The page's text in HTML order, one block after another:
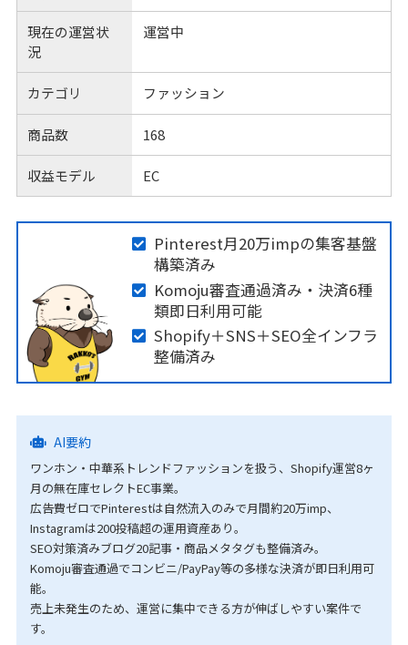
現在の運営状
況
運営中
カテゴリ ファッション
商品数 168
収益モデル EC
Pinterest月20万impの集客基盤
構築済み
Komoju審査通過済み・決済6種
類即日利用可能
Shopify＋SNS＋SEO全インフラ
整備済み
AI要約
ワンホン・中華系トレンドファッションを扱う、Shopify運営8ヶ
月の無在庫セレクトEC事業。
広告費ゼロでPinterestは自然流入のみで月間約20万imp、
Instagramは200投稿超の運用資産あり。
SEO対策済みブログ20記事・商品メタタグも整備済み。
Komoju審査通過でコンビニ/PayPay等の多様な決済が即日利用可
能。
売上未発生のため、運営に集中できる方が伸ばしやすい案件で
す。